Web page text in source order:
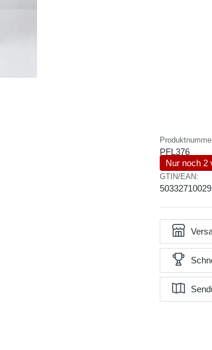
PFL376
Nur noch 2
GTIN/EAN: